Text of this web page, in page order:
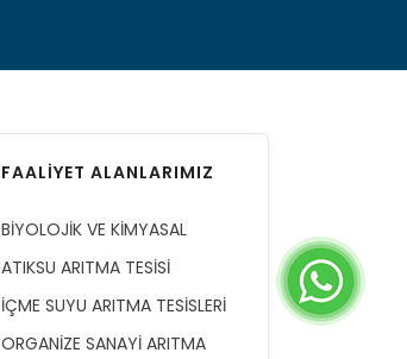
FAALİYET ALANLARIMIZ
BİYOLOJİK VE KİMYASAL
ATIKSU ARITMA TESİSİ
İÇME SUYU ARITMA TESİSLERİ
ORGANİZE SANAYİ ARITMA